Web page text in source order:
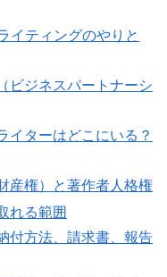
イティングのやりと
イターはどこにいる？
産権）と著作者人格権
れる範囲